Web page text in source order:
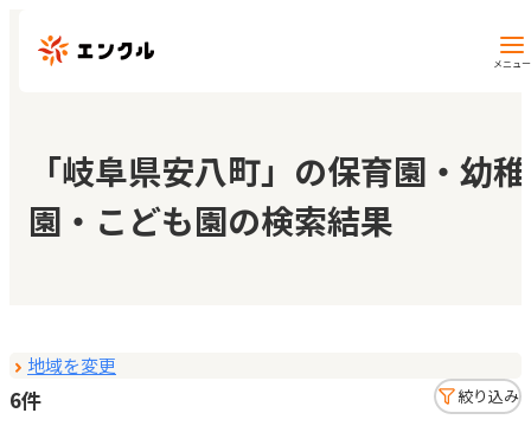
メニュー
保育園・幼稚園を探す
地図から探す
マイページ
「岐阜県安八町」の保育園・幼稚
園・こども園の検索結果
地域を変更
6件 絞り込み